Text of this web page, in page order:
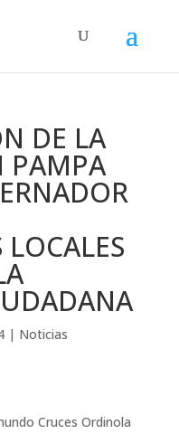
DE LA
PAMPA
| Noticias
Cruces Ordinola